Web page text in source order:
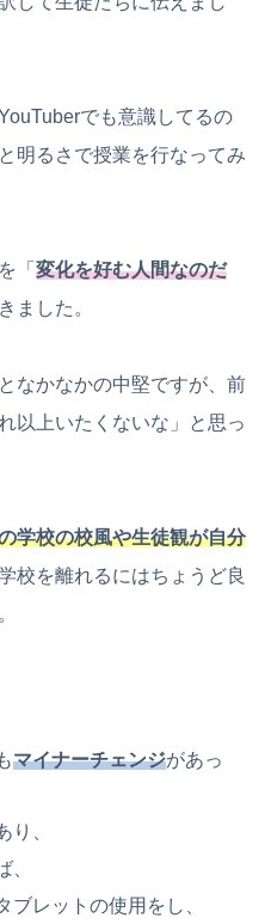
でも意識してるの
明るさで授業を行なってみ
「 変化を好む人間なのだ
ました。
なかなかの中堅ですが、前
以上いたくないな」と思っ
学校の校風や生徒観が自分
学校を離れるにはちょうど良
マイナーチェンジがあっ
り、
、
ブレットの使用をし、